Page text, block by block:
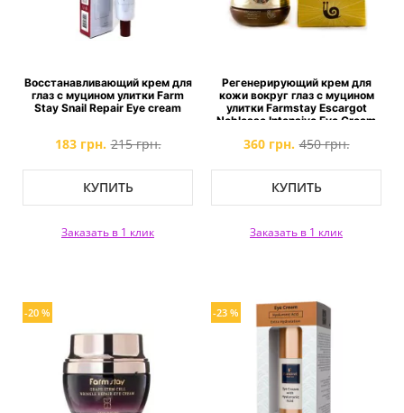
Восстанавливающий крем для
глаз с муцином улитки Farm
Stay Snail Repair Eye cream
183 грн. 215 грн.
КУПИТЬ
Заказать в 1 клик
Регенерирующий крем для
кожи вокруг глаз с муцином
улитки Farmstay Escargot
Noblesse Intensive Eye Cream
360 грн. 450 грн.
КУПИТЬ
Заказать в 1 клик
-20 % -23 %